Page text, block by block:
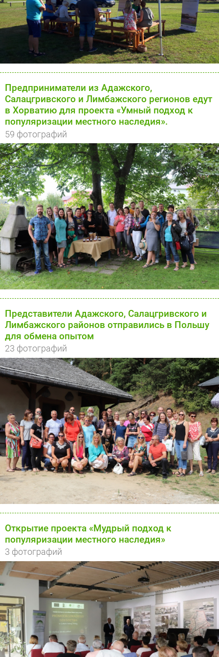
Предприниматели из Адажского,
Салацгривского и Лимбажского регионов едут
в Хорватию для проекта «Умный подход к
популяризации местного наследия».
59 фотографий
Представители Адажского, Салацгривского и
Лимбажского районов отправились в Польшу
для обмена опытом
23 фотографий
Открытие проекта «Мудрый подход к
популяризации местного наследия»
3 фотографий